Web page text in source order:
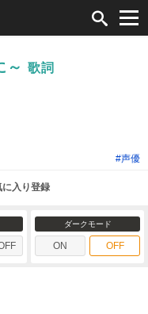
～ 歌詞
#声優
に入り登録
ダークモード
ON OFF